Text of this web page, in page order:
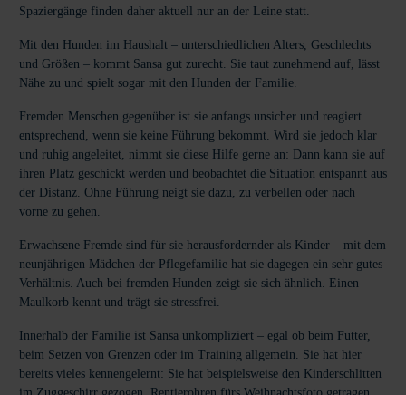
Spaziergänge finden daher aktuell nur an der Leine statt.
Mit den Hunden im Haushalt – unterschiedlichen Alters, Geschlechts
und Größen – kommt Sansa gut zurecht. Sie taut zunehmend auf, lässt
Nähe zu und spielt sogar mit den Hunden der Familie.
Fremden Menschen gegenüber ist sie anfangs unsicher und reagiert
entsprechend, wenn sie keine Führung bekommt. Wird sie jedoch klar
und ruhig angeleitet, nimmt sie diese Hilfe gerne an: Dann kann sie auf
ihren Platz geschickt werden und beobachtet die Situation entspannt aus
der Distanz. Ohne Führung neigt sie dazu, zu verbellen oder nach
vorne zu gehen.
Erwachsene Fremde sind für sie herausfordernder als Kinder – mit dem
neunjährigen Mädchen der Pflegefamilie hat sie dagegen ein sehr gutes
Verhältnis. Auch bei fremden Hunden zeigt sie sich ähnlich. Einen
Maulkorb kennt und trägt sie stressfrei.
Innerhalb der Familie ist Sansa unkompliziert – egal ob beim Futter,
beim Setzen von Grenzen oder im Training allgemein. Sie hat hier
bereits vieles kennengelernt: Sie hat beispielsweise den Kinderschlitten